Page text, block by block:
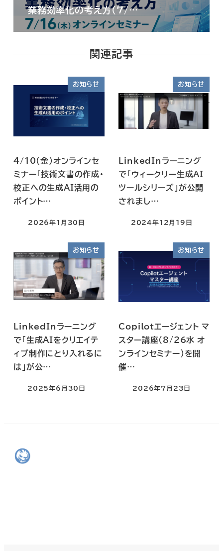
業務効率化の考え方(7/…
関連記事
お知らせ
4/10(金)オンラインセ
ミナー「技術文書の作成・
校正への生成AI活用の
ポイント…
2026年1月30日
お知らせ
LinkedInラーニング
で「ウィークリー生成AI
ツールシリーズ」が公開
されまし…
2024年12月19日
お知らせ
LinkedInラーニング
で「生成AIをクリエイテ
ィブ制作にとり入れるに
は」が公…
2025年6月30日
お知らせ
Copilotエージェント マ
スター講座(8/26水 オ
ンラインセミナー)を開
催…
2026年7月23日